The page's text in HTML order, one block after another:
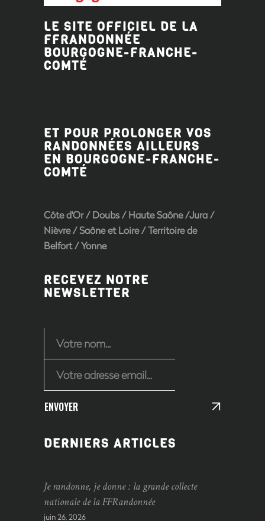
LE SITE OFFICIEL DE LA
FFRANDONNÉE
BOURGOGNE-FRANCHE-
COMTÉ
ET POUR PROLONGER VOS
RANDONNÉES AILLEURS
EN BOURGOGNE-FRANCHE-
COMTÉ
Côte d'Or/Doubs/Haute Saône/Jura/
Nièvre/Saône et Loire/ Territoire de
Belfort /Yonne
RECEVEZ NOTRE
NEWSLETTER
ENVOYER
DERNIERS ARTICLES
Je randonne, je donne : la grande collecte
nationale de la FFRandonnée
juin 26, 2026